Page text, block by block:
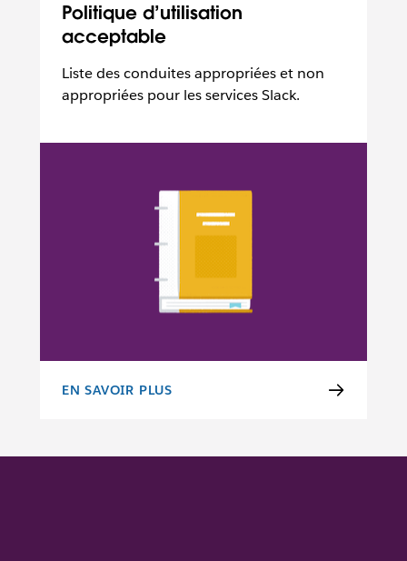
Politique d’utilisation
acceptable
Liste des conduites appropriées et non
appropriées pour les services Slack.
POLITIQUE DE CONDUITE APPROPRIÉE
EN SAVOIR PLUS